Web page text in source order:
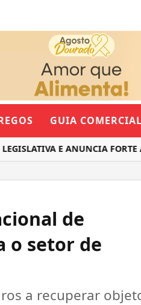
GUIA COMERCIAL
E ANUNCIA FORTE
de
o setor de
a recuperar